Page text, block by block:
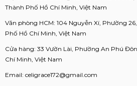
Thành Phố Hồ Chí Minh, Việt Nam
Văn phòng HCM: 104 Nguyễn Xí, Phường
Phố Hồ Chí Minh, Việt Nam
Cửa hàng: 33 Vườn Lài, Phường An Phú
Chí Minh, Việt Nam
Email: celigrace172@gmail.com